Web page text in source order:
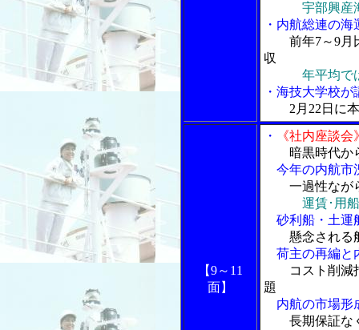
宇部興
・内航総連の
前年7～9月
収
年平均で
・海技大学校
2月22日に
【9～11
面】
・
《社内座談会
暗黒時代か
今年の内航市
一過性なが
運賃･用
砂利船・土運
懸念される
荷主の再編と
コスト削減
題
内航の市場形
長期保証な